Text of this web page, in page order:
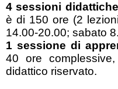
4 sessioni
è di 150 ore (2
14.00-20.00; sabato
1 sessione di
40 ore
didattico riservato.